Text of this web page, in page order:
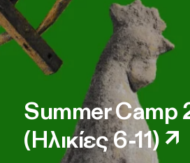
Summer Camp
(Ηλικίες 6-11) ↗